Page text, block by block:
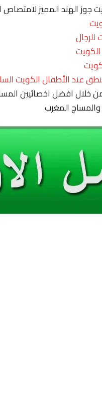
جوز الهند المميز
عند الأطفال الكويت
خلال افضل اخصائيين
والمساج المغرب